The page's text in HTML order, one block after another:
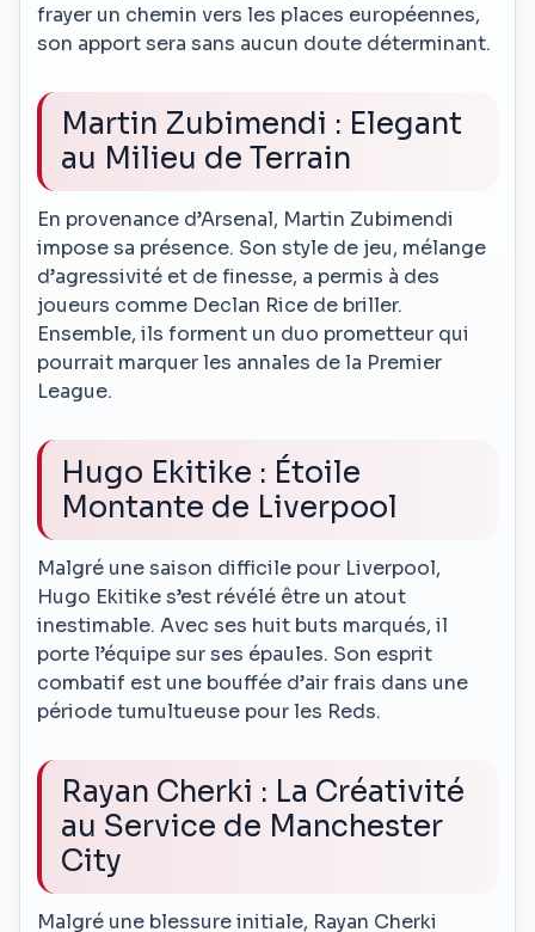
frayer un chemin vers les places européennes,
son apport sera sans aucun doute déterminant.
Martin Zubimendi : Elegant
au Milieu de Terrain
En provenance d’Arsenal, Martin Zubimendi
impose sa présence. Son style de jeu, mélange
d’agressivité et de finesse, a permis à des
joueurs comme Declan Rice de briller.
Ensemble, ils forment un duo prometteur qui
pourrait marquer les annales de la Premier
League.
Hugo Ekitike : Étoile
Montante de Liverpool
Malgré une saison difficile pour Liverpool,
Hugo Ekitike s’est révélé être un atout
inestimable. Avec ses huit buts marqués, il
porte l’équipe sur ses épaules. Son esprit
combatif est une bouffée d’air frais dans une
période tumultueuse pour les Reds.
Rayan Cherki : La Créativité
au Service de Manchester
City
Malgré une blessure initiale, Rayan Cherki